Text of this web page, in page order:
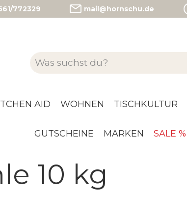
772329 mail@hornschu.de
AID WOHNEN TISCHKULTUR
GUTSCHEINE MARKEN SALE %
10 kg